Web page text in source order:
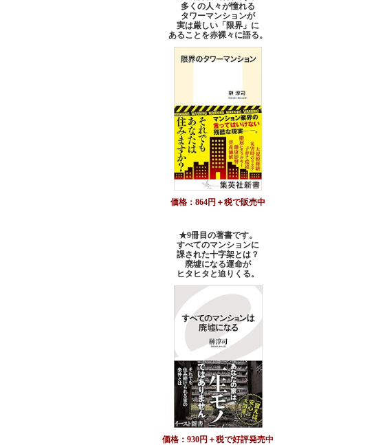
多くの人々が憧れる
タワーマンションが
実は厳しい「限界」に
あることを赤裸々に語る。
価格：864円＋税で販売中
★9冊目の著書です。
すべてのマンションに
課された十字架とは？
廃墟になる運命が
ヒタヒタと迫りくる。
価格：930円＋税で好評発売中